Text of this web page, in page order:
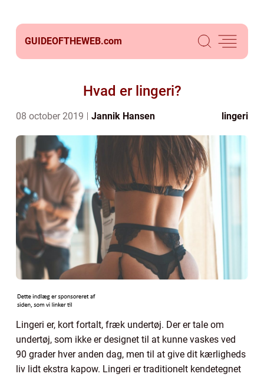
GUIDEOFTHEWEB.com
Hvad er lingeri?
08 october 2019 Jannik Hansen lingeri
Lingeri er, kort fortalt, fræk undertøj. Der er tale om
undertøj, som ikke er designet til at kunne vaskes ved
90 grader hver anden dag, men til at give dit kærligheds
liv lidt ekstra kapow. Lingeri er traditionelt kendetegnet